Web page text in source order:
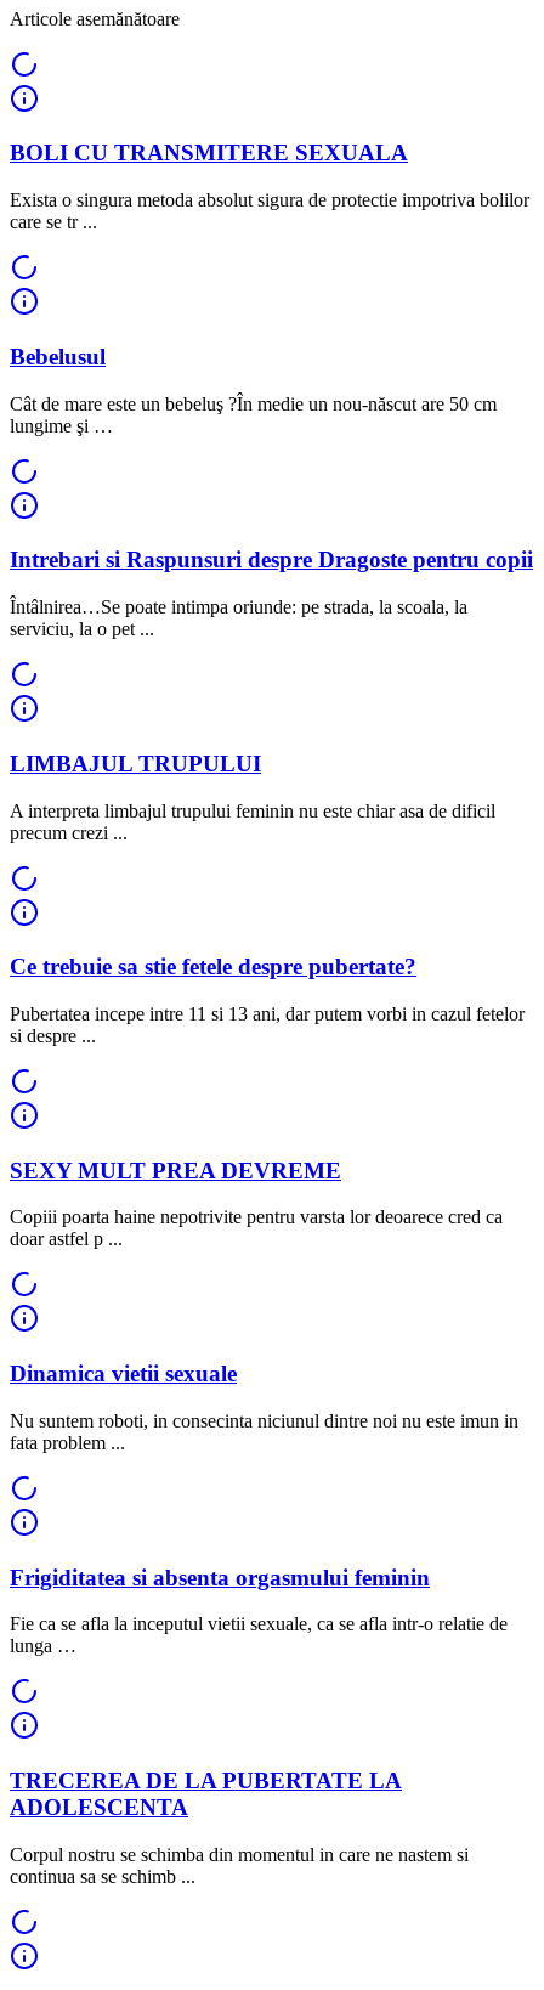
Articole asemănătoare
BOLI CU TRANSMITERE SEXUALA
Exista o singura metoda absolut sigura de protectie impotriva bolilor
care se tr ...
Bebelusul
Cât de mare este un bebeluş ?În medie un nou-născut are 50 cm
lungime şi …
Intrebari si Raspunsuri despre Dragoste pentru copii
Întâlnirea…Se poate intimpa oriunde: pe strada, la scoala, la
serviciu, la o pet ...
LIMBAJUL TRUPULUI
A interpreta limbajul trupului feminin nu este chiar asa de dificil
precum crezi ...
Ce trebuie sa stie fetele despre pubertate?
Pubertatea incepe intre 11 si 13 ani, dar putem vorbi in cazul fetelor
si despre ...
SEXY MULT PREA DEVREME
Copiii poarta haine nepotrivite pentru varsta lor deoarece cred ca
doar astfel p ...
Dinamica vietii sexuale
Nu suntem roboti, in consecinta niciunul dintre noi nu este imun in
fata problem ...
Frigiditatea si absenta orgasmului feminin
Fie ca se afla la inceputul vietii sexuale, ca se afla intr-o relatie de
lunga …
TRECEREA DE LA PUBERTATE LA
ADOLESCENTA
Corpul nostru se schimba din momentul in care ne nastem si
continua sa se schimb ...